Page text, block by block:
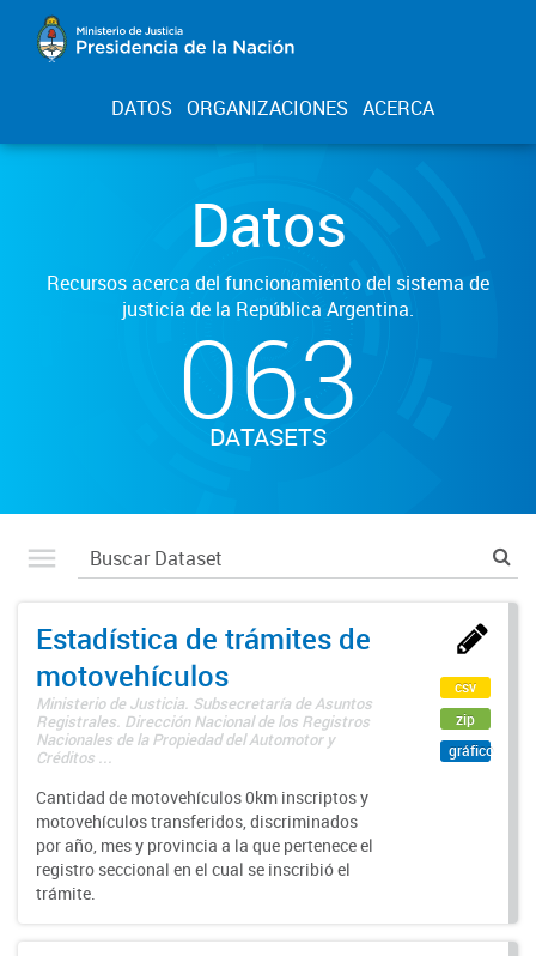
DATOS ORGANIZACIONES ACERCA
Datos
Recursos acerca del funcionamiento del sistema de
justicia de la República Argentina.
063
DATASETS
Estadística de trámites de
motovehículos
Ministerio de Justicia. Subsecretaría de Asuntos
Registrales. Dirección Nacional de los Registros
Nacionales de la Propiedad del Automotor y
Créditos ...
Cantidad de motovehículos 0km inscriptos y
motovehículos transferidos, discriminados
por año, mes y provincia a la que pertenece el
registro seccional en el cual se inscribió el
trámite.
csv
zip
gráfico